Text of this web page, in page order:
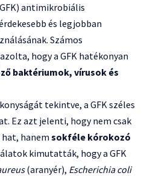
antimikrobiális
és legjobban
Számos
hogy a GFK hatékonyan
baktériumok, vírusok és
tekintve, a GFK széles
Ez azt jelenti, hogy nem csak
hanem sokféle kórokozó
kimutatták, hogy a GFK
(aranyér), Escherichia coli